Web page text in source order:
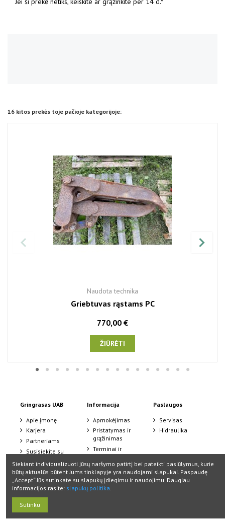
16 kitos prekės toje pačioje kategorijoje:
Naudota technika
Griebtuvas rąstams PC
770,00 €
ŽIŪRĖTI
Gringrasas UAB
Apie įmonę
Karjera
Partneriams
Susisiekite su
Informacija
Apmokėjimas
Pristatymas ir
grąžinimas
Terminai ir
Slapukų politika
Lizingas
Paslaugos
Servisas
Hidraulika
Copyright: 2024 Gringrasas. Visos teisės saugomos
Siekiant individualizuoti jūsų naršymo patirtį bei pateikti pasiūlymus, kurie
būtų aktualūs būtent Jums tinklapyje yra naudojami slapukai. Paspaudę
„Accept“ Jūs sutinkate su slapukų įdiegimu ir naudojimu. Daugiau
informacijos rasite: slapukų politika.
Sutinku